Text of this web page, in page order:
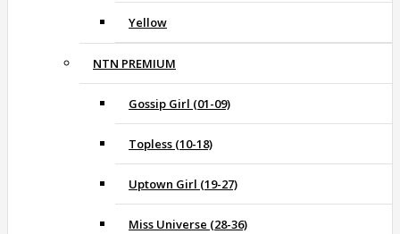
Yellow
NTN PREMIUM
Gossip Girl (01-09)
Topless (10-18)
Uptown Girl (19-27)
Miss Universe (28-36)